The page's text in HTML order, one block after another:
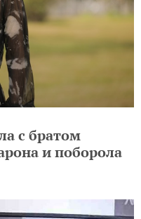
с братом
и поборола